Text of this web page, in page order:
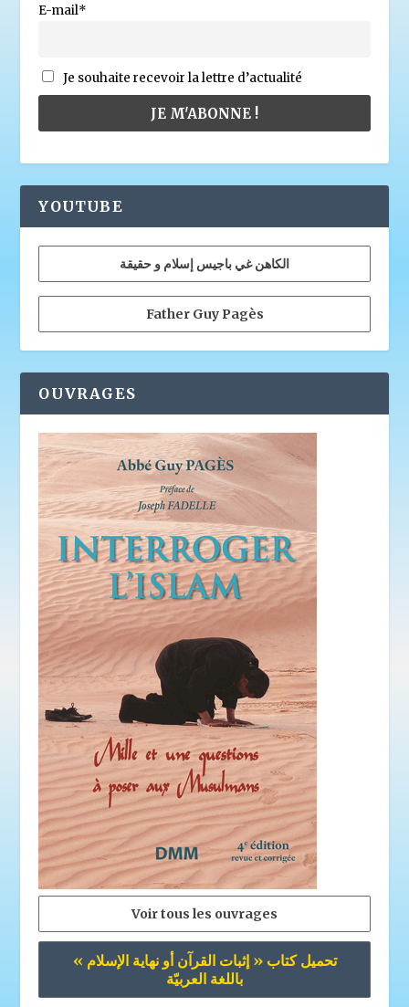
E-mail*
Je souhaite recevoir la lettre d’actualité
YOUTUBE
الكاهن غي باجيس إسلام و حقيقة
Father Guy Pagès
OUVRAGES
Voir tous les ouvrages
تحميل كتاب « إثبات القرآن أو نهاية الإسلام »
باللغة العربيّة